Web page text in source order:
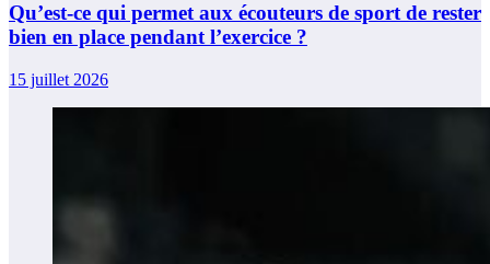
Qu’est-ce qui permet aux écouteurs de sport de rester
bien en place pendant l’exercice ?
15 juillet 2026